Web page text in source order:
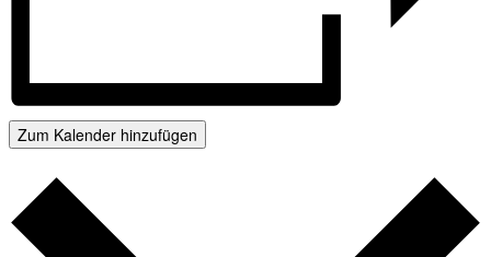
Zum Kalender hinzufügen